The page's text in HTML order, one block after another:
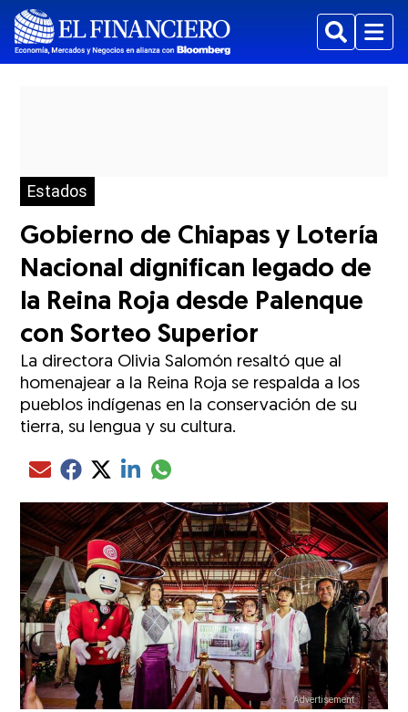
BuscarMenu
Estados
Gobierno de Chiapas y Lotería
Nacional dignifican legado de
la Reina Roja desde Palenque
con Sorteo Superior
La directora Olivia Salomón resaltó que al
homenajear a la Reina Roja se respalda a los
pueblos indígenas en la conservación de su
tierra, su lengua y su cultura.
Compartir el artículo actual mediante Email
Compartir el artículo actual mediante Facebook
Compartir el artículo actual mediante Twitter
Compartir el artículo actual mediante LinkedIn
Compartir el artículo actual mediante